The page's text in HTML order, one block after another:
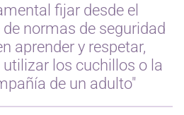
fijar desde el
normas de seguridad
aprender y respetar,
los cuchillos o la
de un adulto"